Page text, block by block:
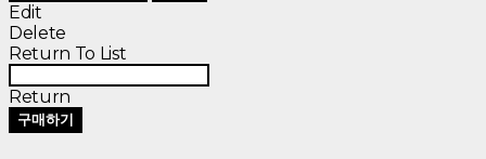
Edit
Delete
Return To List
Return
구매하기